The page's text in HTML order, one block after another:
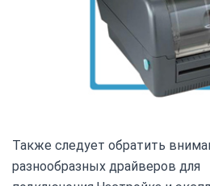
Также следует обратить
разнообразных драйверов для